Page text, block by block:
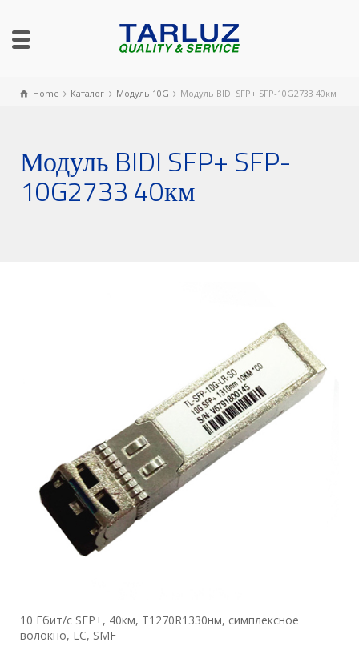
Home Каталог Модуль 10G Модуль BIDI SFP+ SFP-10G2733 40км
Модуль BIDI SFP+ SFP-
10G2733 40км
10 Гбит/с SFP+, 40км, T1270R1330нм, симплексное
волокно, LC, SMF